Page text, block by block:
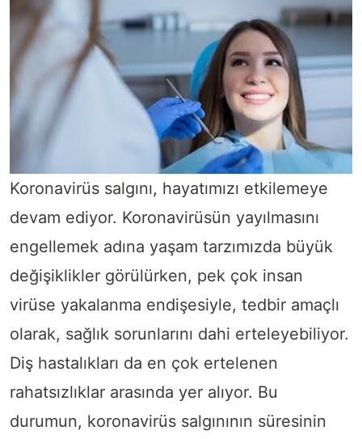
Koronavirüs salgını, hayatımızı etkilemeye
devam ediyor. Koronavirüsün yayılmasını
engellemek adına yaşam tarzımızda büyük
değişiklikler görülürken, pek çok insan
virüse yakalanma endişesiyle, tedbir amaçlı
olarak, sağlık sorunlarını dahi erteleyebiliyor.
Diş hastalıkları da en çok ertelenen
rahatsızlıklar arasında yer alıyor. Bu
durumun, koronavirüs salgınının süresinin